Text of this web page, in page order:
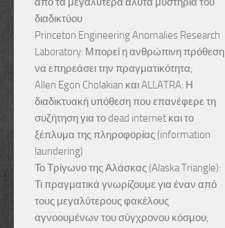
διαδικτύου
Princeton Engineering Anomalies Research
Laboratory: Μπορεί η ανθρώπινη πρόθεση
να επηρεάσει την πραγματικότητα;
Allen Egon Cholakian και ALLATRA: Η
διαδικτυακή υπόθεση που επανέφερε τη
συζήτηση για το dead internet και το
ξέπλυμα της πληροφορίας (information
laundering)
Το Τρίγωνο της Αλάσκας (Alaska Triangle):
Τι πραγματικά γνωρίζουμε για έναν από
τους μεγαλύτερους φακέλους
αγνοουμένων του σύγχρονου κόσμου;